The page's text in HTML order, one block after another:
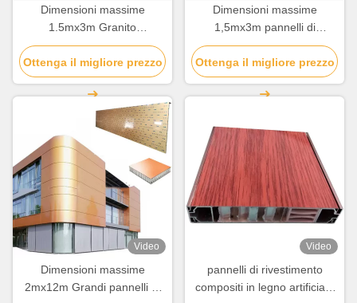
Dimensioni massime
1.5mx3m Granito
Honeycomb Panelli di
rivestimento in alluminio a
panella per decorazioni di
edifici
Ottenga il migliore prezzo
Dimensioni massime
1,5mx3m pannelli di
rivestimento in alluminio per
decorazioni edilizie
Ottenga il migliore prezzo
Video
Dimensioni massime
2mx12m Grandi pannelli di
Video
pannelli di rivestimento
compositi in legno artificiale